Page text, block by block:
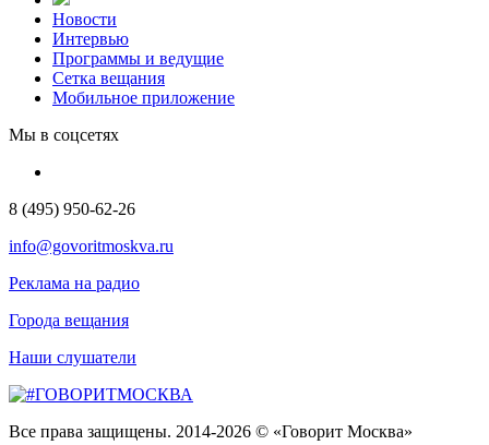
Новости
Интервью
Программы и ведущие
Сетка вещания
Мобильное приложение
Мы в соцсетях
8 (495) 950-62-26
info@govoritmoskva.ru
Реклама на радио
Города вещания
Наши слушатели
Все права защищены. 2014-2026 © «Говорит Москва»